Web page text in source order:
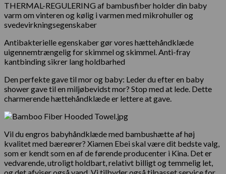
THERMAL-REGULERING af bambusfiber holder din baby
varm om vinteren og kølig i varmen med mikrohuller og
svedevirkningsegenskaber
Antibakterielle egenskaber gør vores hættehåndklæde
uigennemtrængelig for skimmel og skimmel. Anti-fray
kantbinding sikrer lang holdbarhed
Den perfekte gave til mor og baby: Leder du efter en baby
shower gave til en miljøbevidst mor? Stop med at lede. Dette
charmerende hættehåndklæde er lettere at gave.
Vil du engros babyhåndklæde med bambushætte af høj
kvalitet med bæreører? Xiamen Ebei skal være dit bedste valg,
som er kendt som en af ​​de førende producenter i Kina. Det er
vedvarende, utroligt holdbart, relativt billigt og temmelig let,